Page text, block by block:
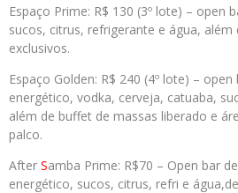
Espaço Prime: R$ 130 (3º lote) – open
sucos, citrus, refrigerante e água, além
exclusivos.
Espaço Golden: R$ 240 (4º lote) –
energético, vodka, cerveja, catuaba,
além de buffet de massas liberado e
palco.
After Samba Prime: R$70 – Open bar
energético, sucos, citrus, refri e